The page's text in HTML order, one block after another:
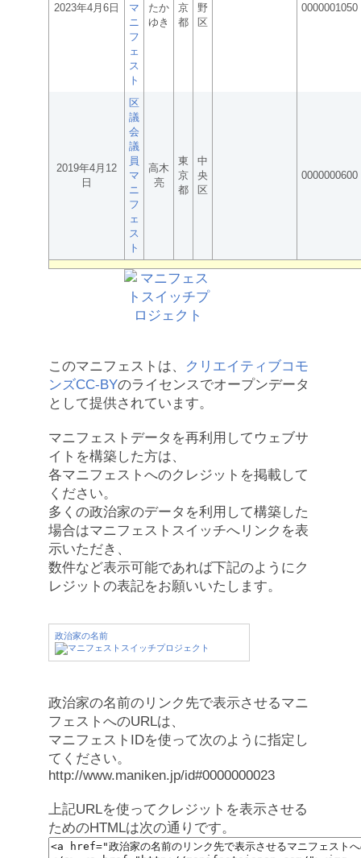
2023年4月6日
マ
ニ
フ
ェ
ス
ト
たか
ゆき
京
都
野
区
0000001050
2019年4月12
日
区
議
会
議
員
マ
ニ
フ
ェ
ス
ト
高木
亮
東
京
都
中
央
区
0000000600
このマニフェストは、
クリエイティブコモ
ンズCC-BYのライセンスでオープンデータ
として提供されています。
マニフェストデータを再利用してウェブサ
イトを構築した方は、
各マニフェストへのクレジットを掲載して
ください。
多くの政治家のデータを利用して構築した
場合はマニフェストスイッチへリンクを表
示いただき、
数件など表示可能であれば下記のようにク
レジットの表記をお願いいたします。
政治家の名前
政治家の名前のリンク先で表示させるマニ
フェストへのURLは、
マニフェストIDを使って次のように指定し
てください。
http://www.maniken.jp/id#0000000023
上記URLを使ってクレジットを表示させる
ためのHTMLは次の通りです。